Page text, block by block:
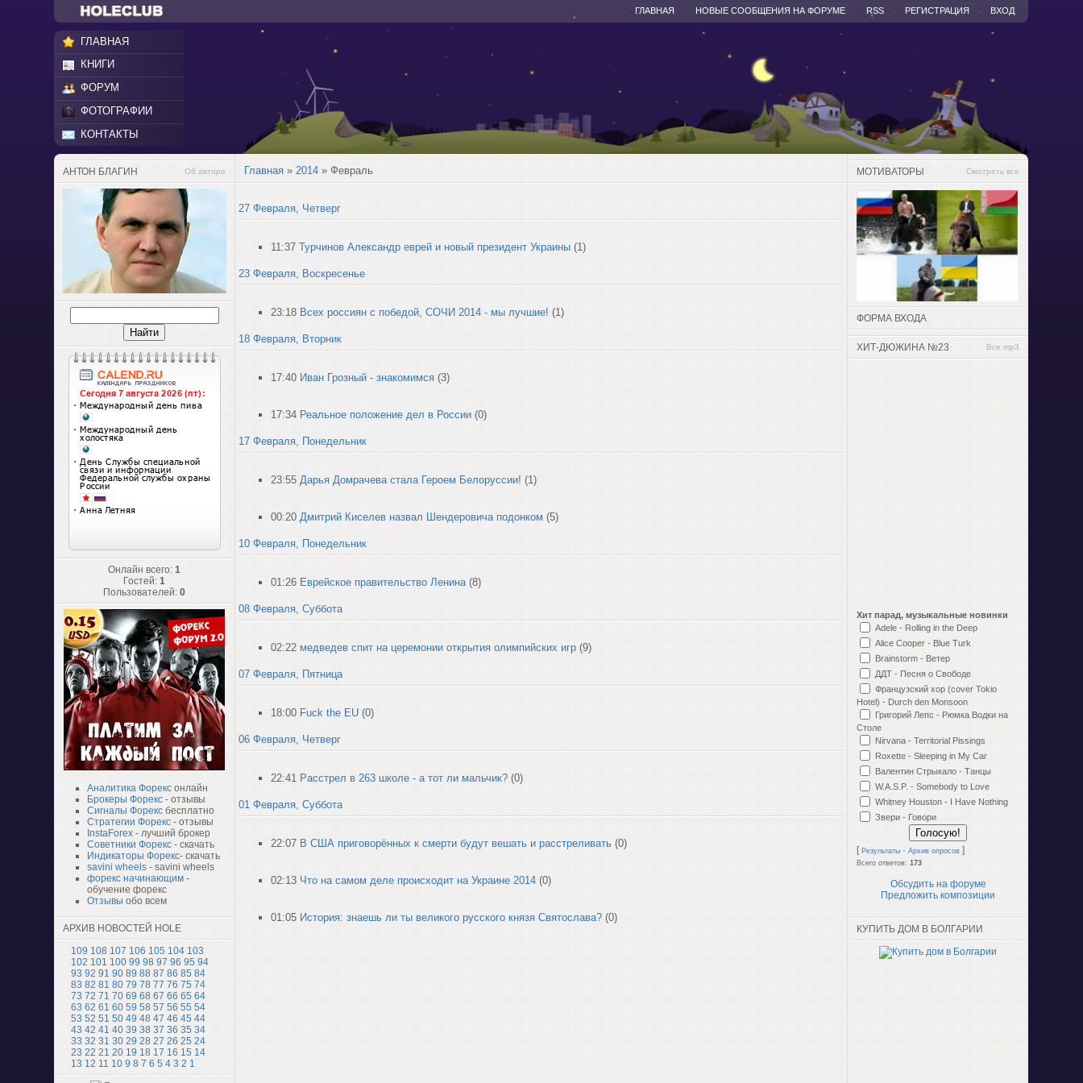
ВХОД
РЕГИСТРАЦИЯ
RSS
НОВЫЕ СООБЩЕНИЯ НА ФОРУМЕ
ГЛАВНАЯ
ГЛАВНАЯ
КНИГИ
ФОРУМ
ФОТОГРАФИИ
КОНТАКТЫ
АНТОН БЛАГИН Об авторе
Онлайн всего:1
Гостей:1
Пользователей:0
Аналитика Форекс онлайн
Брокеры Форекс - отзывы
Сигналы Форекс бесплатно
Стратегии Форекс - отзывы
InstaForex - лучший брокер
Советники Форекс - скачать
Индикаторы Форекс- скачать
savini wheels - savini wheels
форекс начинающим -
обучение форекс
Отзывы обо всем
АРХИВ НОВОСТЕЙ HOLE
109 108 107 106 105 104 103
102 101 100 99 98 97 96 95 94
93 92 91 90 89 88 87 86 85 84
83 82 81 80 79 78 77 76 75 74
73 72 71 70 69 68 67 66 65 64
63 62 61 60 59 58 57 56 55 54
53 52 51 50 49 48 47 46 45 44
43 42 41 40 39 38 37 36 35 34
33 32 31 30 29 28 27 26 25 24
23 22 21 20 19 18 17 16 15 14
13 12 11 10 9 8 7 6 5 4 3 2 1
Главная »2014 » Февраль
27 Февраля, Четверг
11:37 Турчинов Александр еврей и новый президент Украины (1)
23 Февраля, Воскресенье
23:18 Всех россиян с победой, СОЧИ 2014 - мы лучшие! (1)
18 Февраля, Вторник
17:40 Иван Грозный - знакомимся (3)
17:34 Реальное положение дел в России (0)
17 Февраля, Понедельник
23:55 Дарья Домрачева стала Героем Белоруссии! (1)
00:20 Дмитрий Киселев назвал Шендеровича подонком (5)
10 Февраля, Понедельник
01:26 Еврейское правительство Ленина (8)
08 Февраля, Суббота
02:22 медведев спит на церемонии открытия олимпийских игр (9)
07 Февраля, Пятница
18:00 Fuck the EU (0)
06 Февраля, Четверг
22:41 Расстрел в 263 школе - а тот ли мальчик? (0)
01 Февраля, Суббота
22:07 В США приговорённых к смерти будут вешать и расстреливать (0)
02:13 Что на самом деле происходит на Украине 2014 (0)
01:05 История: знаешь ли ты великого русского князя Святослава? (0)
МОТИВАТОРЫ Смотреть все
ФОРМА ВХОДА
ХИТ-ДЮЖИНА №23 Все mp3
Хит парад, музыкальные новинки
Adele - Rolling in the Deep
Alice Cooper - Blue Turk
Brainstorm - Ветер
ДДТ - Песня о Свободе
Французский хор (cover Tokio
Hotel) - Durch den Monsoon
Григорий Лепс - Рюмка Водки на
Столе
Nirvana - Territorial Pissings
Roxette - Sleeping in My Car
Валентин Стрыкало - Танцы
W.A.S.P. - Somebody to Love
Whitney Houston - I Have Nothing
Звери - Говори
[Результаты ·Архив опросов ]
Всего ответов:173
Обсудить на форуме
Предложить композиции
КУПИТЬ ДОМ В БОЛГАРИИ